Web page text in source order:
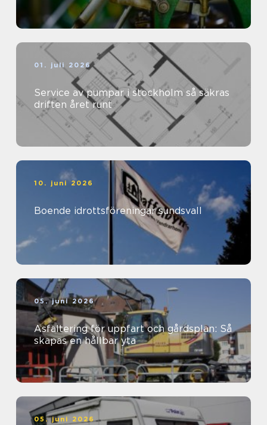
01. juli 2026
Service av pumpar i stockholm så säkras
driften året runt
10. juni 2026
Boende idrottsföreningar sundsvall
05. juni 2026
Asfaltering för uppfart och gårdsplan: Så
skapas en hållbar yta
05. juni 2026